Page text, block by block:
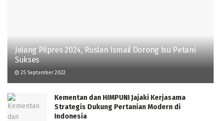
Jelang Pilpres 2024, Ruslan Ismail Dorong Isu Petani
Sukses
25 September 2022
Kementan dan HIMPUNI Jajaki Kerjasama
Strategis Dukung Pertanian Modern di
Indonesia